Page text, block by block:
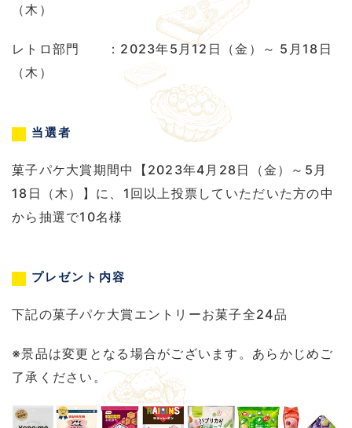
（木）
レトロ部門 ：2023年5月12日（金）～ 5月18日
（木）
当選者
菓子パケ大賞期間中【2023年4月28日（金）～5月
18日（木）】に、1回以上投票していただいた方の中
から抽選で10名様
プレゼント内容
下記の菓子パケ大賞エントリーお菓子全24品
※景品は変更となる場合がございます。あらかじめご
了承ください。